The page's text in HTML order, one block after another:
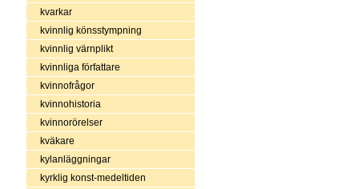
kvarkar
kvinnlig könsstympning
kvinnlig värnplikt
kvinnliga författare
kvinnofrågor
kvinnohistoria
kvinnorörelser
kväkare
kylanläggningar
kyrklig konst-medeltiden